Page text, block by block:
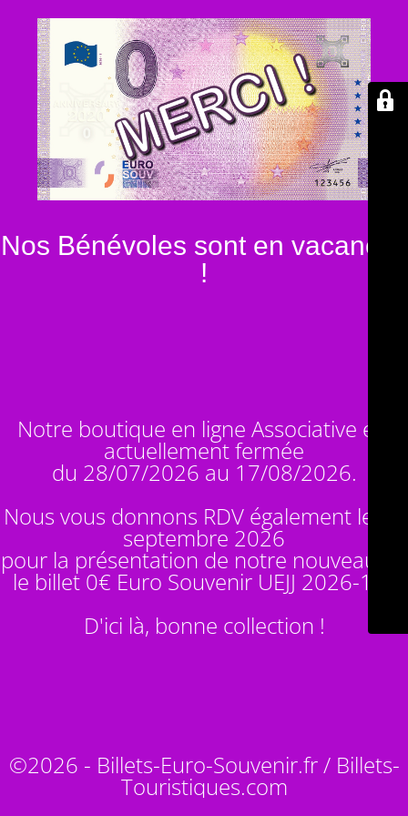
Nos Bénévoles sont en vacances
!
Notre boutique en ligne Associative est
actuellement fermée
du 28/07/2026 au 17/08/2026.
Nous vous donnons RDV également le 14
septembre 2026
pour la présentation de notre nouveauté :
le billet 0€ Euro Souvenir UEJJ 2026-10
D'ici là, bonne collection !
©2026 - Billets-Euro-Souvenir.fr / Billets-
Touristiques.com